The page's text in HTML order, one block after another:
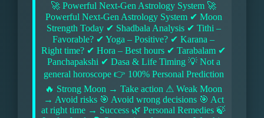
🚀 Powerful Next-Gen Astrology System 🚀
Powerful Next-Gen Astrology System ✔ Moon
Strength Today ✔ Shadbala Analysis ✔ Tithi –
Favorable? ✔ Yoga – Positive? ✔ Karana –
Right time? ✔ Hora – Best hours ✔ Tarabalam ✔
Panchapakshi ✔ Dasa & Life Timing 💡 Not a
general horoscope 👉 100% Personal Prediction
🔥 Strong Moon → Take action ⚠ Weak Moon
→ Avoid risks 🎯 Avoid wrong decisions 🎯 Act
at right time → Success 🌿 Personal Remedies 🍃